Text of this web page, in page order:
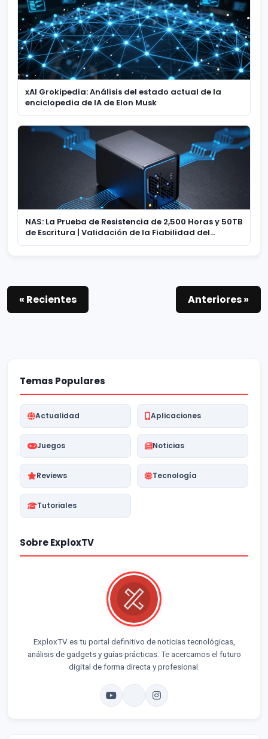
xAI Grokipedia: Análisis del estado actual de la
enciclopedia de IA de Elon Musk
NAS: La Prueba de Resistencia de 2,500 Horas y 50TB
de Escritura | Validación de la Fiabilidad del
Almacenamiento
« Recientes Anteriores »
Temas Populares
Actualidad Aplicaciones
Juegos Noticias
Reviews Tecnología
Tutoriales
Sobre ExploxTV
ExploxTV es tu portal definitivo de noticias tecnológicas,
análisis de gadgets y guías prácticas. Te acercamos el futuro
digital de forma directa y profesional.